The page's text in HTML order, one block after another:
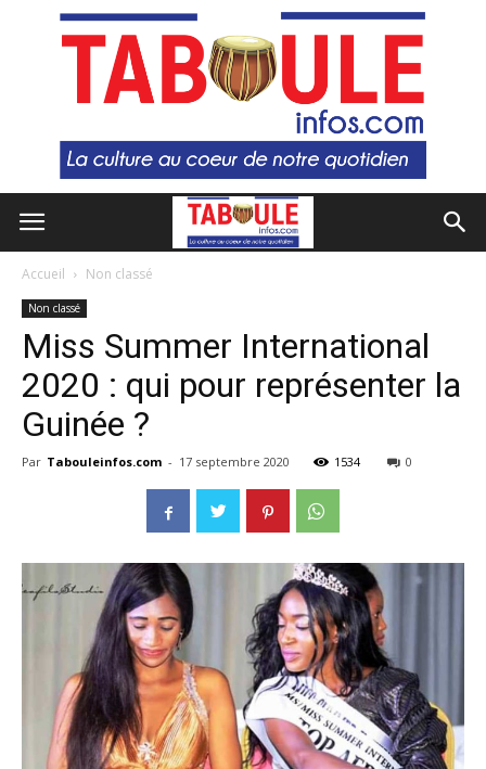
Accueil Non classé
Non classé
Miss Summer International
2020 : qui pour représenter la
Guinée ?
Par Tabouleinfos.com - 17 septembre 2020 1534 0